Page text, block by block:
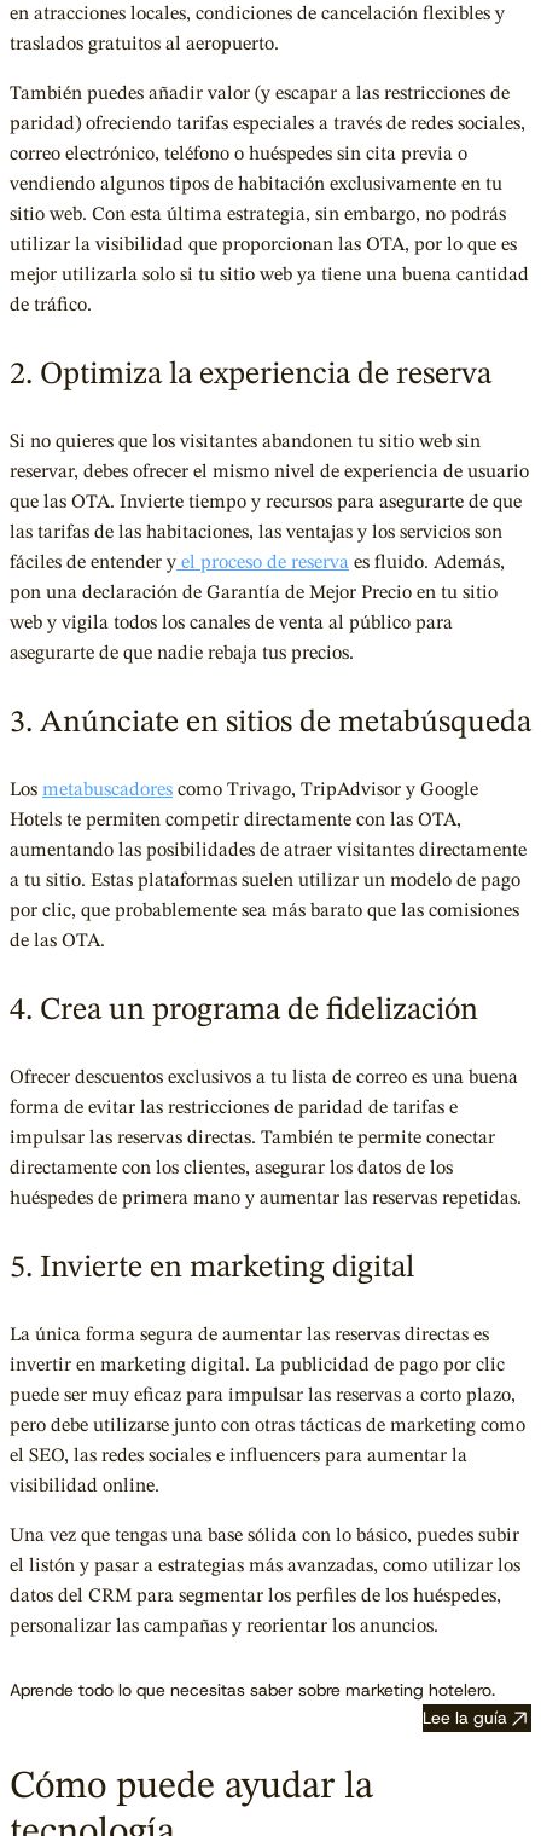
en atracciones locales, condiciones de cancelación flexibles y
traslados gratuitos al aeropuerto.
También puedes añadir valor (y escapar a las restricciones de
paridad) ofreciendo tarifas especiales a través de redes sociales,
correo electrónico, teléfono o huéspedes sin cita previa o
vendiendo algunos tipos de habitación exclusivamente en tu
sitio web. Con esta última estrategia, sin embargo, no podrás
utilizar la visibilidad que proporcionan las OTA, por lo que es
mejor utilizarla solo si tu sitio web ya tiene una buena cantidad
de tráfico.
2. Optimiza la experiencia de reserva
Si no quieres que los visitantes abandonen tu sitio web sin
reservar, debes ofrecer el mismo nivel de experiencia de usuario
que las OTA. Invierte tiempo y recursos para asegurarte de que
las tarifas de las habitaciones, las ventajas y los servicios son
fáciles de entender y el proceso de reserva es fluido. Además,
pon una declaración de Garantía de Mejor Precio en tu sitio
web y vigila todos los canales de venta al público para
asegurarte de que nadie rebaja tus precios.
3. Anúnciate en sitios de metabúsqueda
Los metabuscadores como Trivago, TripAdvisor y Google
Hotels te permiten competir directamente con las OTA,
aumentando las posibilidades de atraer visitantes directamente
a tu sitio. Estas plataformas suelen utilizar un modelo de pago
por clic, que probablemente sea más barato que las comisiones
de las OTA.
4. Crea un programa de fidelización
Ofrecer descuentos exclusivos a tu lista de correo es una buena
forma de evitar las restricciones de paridad de tarifas e
impulsar las reservas directas. También te permite conectar
directamente con los clientes, asegurar los datos de los
huéspedes de primera mano y aumentar las reservas repetidas.
5. Invierte en marketing digital
La única forma segura de aumentar las reservas directas es
invertir en marketing digital. La publicidad de pago por clic
puede ser muy eficaz para impulsar las reservas a corto plazo,
pero debe utilizarse junto con otras tácticas de marketing como
el SEO, las redes sociales e influencers para aumentar la
visibilidad online.
Una vez que tengas una base sólida con lo básico, puedes subir
el listón y pasar a estrategias más avanzadas, como utilizar los
datos del CRM para segmentar los perfiles de los huéspedes,
personalizar las campañas y reorientar los anuncios.
Aprende todo lo que necesitas saber sobre marketing hotelero.
Lee la guía
Cómo puede ayudar la